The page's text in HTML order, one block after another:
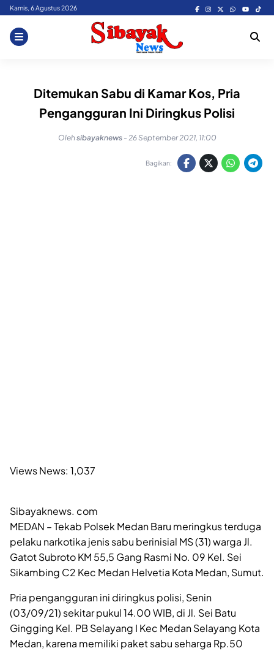
Skip
content
Kamis, 6 Agustus 2026
Ditemukan Sabu di Kamar Kos, Pria
Pengangguran Ini Diringkus Polisi
Olehsibayaknews - 26 September 2021, 11:00
Bagikan:
Views News: 1,037
Sibayaknews. com
MEDAN – Tekab Polsek Medan Baru meringkus terduga
pelaku narkotika jenis sabu berinisial MS (31) warga Jl.
Gatot Subroto KM 55,5 Gang Rasmi No. 09 Kel. Sei
Sikambing C2 Kec Medan Helvetia Kota Medan, Sumut.
Pria pengangguran ini diringkus polisi, Senin
(03/09/21) sekitar pukul 14.00 WIB, di Jl. Sei Batu
Gingging Kel. PB Selayang I Kec Medan Selayang Kota
Medan, karena memiliki paket sabu seharga Rp.50